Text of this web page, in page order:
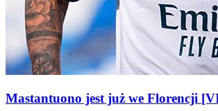
Mastantuono jest już we Florencji